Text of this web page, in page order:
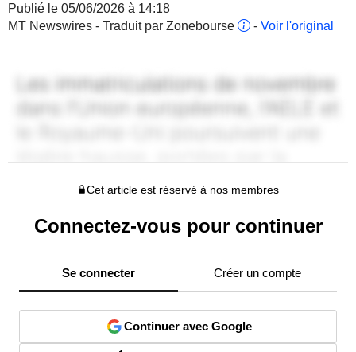
Publié le 05/06/2026 à 14:18
MT Newswires - Traduit par Zonebourse
- Voir l'original
Cet article est réservé à nos membres
Connectez-vous pour continuer
Se connecter Créer un compte
Continuer avec Google